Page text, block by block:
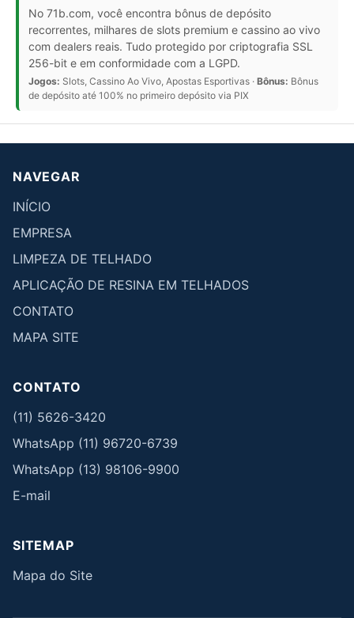
No 71b.com, você encontra bônus de depósito
recorrentes, milhares de slots premium e cassino ao vivo
com dealers reais. Tudo protegido por criptografia SSL
256-bit e em conformidade com a LGPD.
Jogos: Slots, Cassino Ao Vivo, Apostas Esportivas · Bônus: Bônus
de depósito até 100% no primeiro depósito via PIX
NAVEGAR
INÍCIO
EMPRESA
LIMPEZA DE TELHADO
APLICAÇÃO DE RESINA EM TELHADOS
CONTATO
MAPA SITE
CONTATO
(11) 5626-3420
WhatsApp (11) 96720-6739
WhatsApp (13) 98106-9900
E-mail
SITEMAP
Mapa do Site